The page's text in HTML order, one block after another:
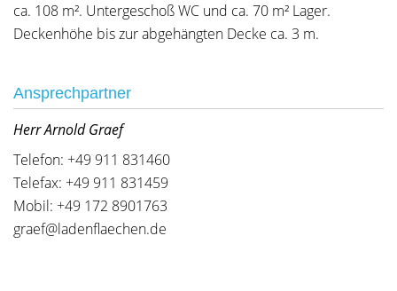
ca. 108 m². Untergeschoß WC und ca. 70 m² Lager.
Deckenhöhe bis zur abgehängten Decke ca. 3 m.
Ansprechpartner
Herr Arnold Graef
Telefon: +49 911 831460
Telefax: +49 911 831459
Mobil: +49 172 8901763
graef@ladenflaechen.de